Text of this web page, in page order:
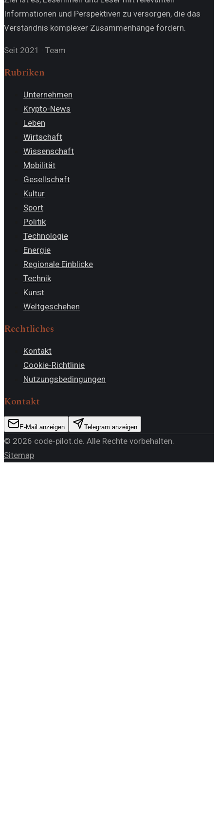
Informationen und Perspektiven zu versorgen, die das
Verständnis komplexer Zusammenhänge fördern.
Seit 2021 · Team
Rubriken
Unternehmen
Krypto-News
Leben
Wirtschaft
Wissenschaft
Mobilität
Gesellschaft
Kultur
Sport
Politik
Technologie
Energie
Regionale Einblicke
Technik
Kunst
Weltgeschehen
Rechtliches
Kontakt
Cookie-Richtlinie
Nutzungsbedingungen
Kontakt
E-Mail anzeigen Telegram anzeigen
© 2026 code-pilot.de. Alle Rechte vorbehalten.
Sitemap